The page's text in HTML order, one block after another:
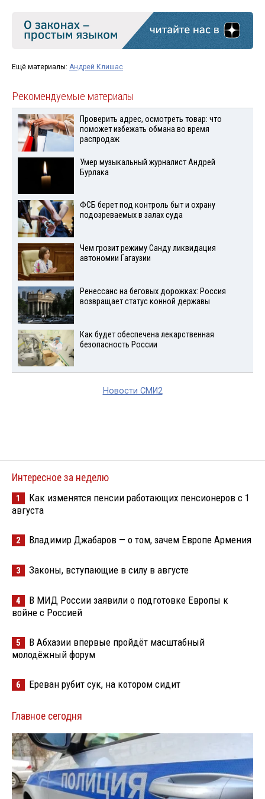
Ещё материалы: Андрей Клишас
Рекомендуемые материалы
Проверить адрес, осмотреть товар: что
поможет избежать обмана во время
распродаж
Умер музыкальный журналист Андрей
Бурлака
ФСБ берет под контроль быт и охрану
подозреваемых в залах суда
Чем грозит режиму Санду ликвидация
автономии Гагаузии
Ренессанс на беговых дорожках: Россия
возвращает статус конной державы
Как будет обеспечена лекарственная
безопасность России
Новости СМИ2
Интересное за неделю
1
Как изменятся пенсии работающих пенсионеров с 1
августа
2 Владимир Джабаров — о том, зачем Европе Армения
3 Законы, вступающие в силу в августе
4
В МИД России заявили о подготовке Европы к
войне с Россией
5
В Абхазии впервые пройдёт масштабный
молодёжный форум
6 Ереван рубит сук, на котором сидит
Главное сегодня